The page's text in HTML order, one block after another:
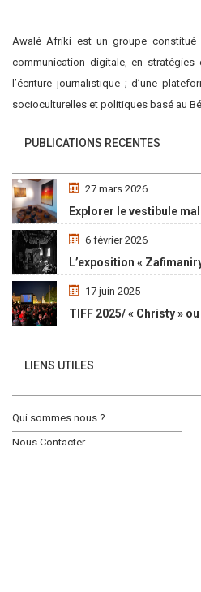
Awalé Afriki est un groupe constitué
communication digitale, en stratégies
l’écriture journalistique ; d’une
socioculturelles et politiques basé au
PUBLICATIONS RECENTES
27 mars 2026
6 février 2026
17 juin 2025
LIENS UTILES
Qui sommes nous ?
Nous Contacter